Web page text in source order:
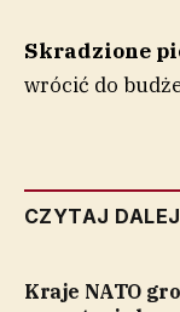
Skradzione
wrócić do
CZYTAJ DALEJ
Kraje NATO